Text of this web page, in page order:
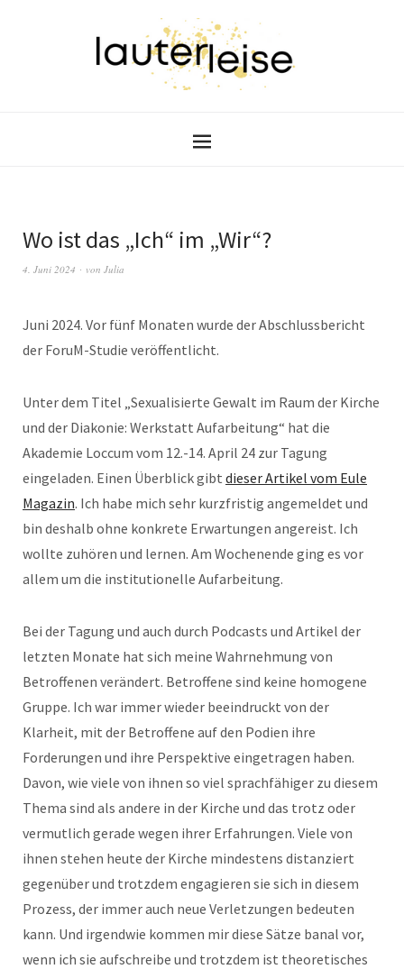
Wo ist das „Ich“ im „Wir“?
4. Juni 2024 von Julia
Juni 2024. Vor fünf Monaten wurde der Abschlussbericht
der ForuM-Studie veröffentlicht.
Unter dem Titel „Sexualisierte Gewalt im Raum der Kirche
und der Diakonie: Werkstatt Aufarbeitung“ hat die
Akademie Loccum vom 12.-14. April 24 zur Tagung
eingeladen. Einen Überblick gibt dieser Artikel vom Eule
Magazin. Ich habe mich sehr kurzfristig angemeldet und
bin deshalb ohne konkrete Erwartungen angereist. Ich
wollte zuhören und lernen. Am Wochenende ging es vor
allem um die institutionelle Aufarbeitung.
Bei der Tagung und auch durch Podcasts und Artikel der
letzten Monate hat sich meine Wahrnehmung von
Betroffenen verändert. Betroffene sind keine homogene
Gruppe. Ich war immer wieder beeindruckt von der
Klarheit, mit der Betroffene auf den Podien ihre
Forderungen und ihre Perspektive eingetragen haben.
Davon, wie viele von ihnen so viel sprachfähiger zu diesem
Thema sind als andere in der Kirche und das trotz oder
vermutlich gerade wegen ihrer Erfahrungen. Viele von
ihnen stehen heute der Kirche mindestens distanziert
gegenüber und trotzdem engagieren sie sich in diesem
Prozess, der immer auch neue Verletzungen bedeuten
kann. Und irgendwie kommen mir diese Sätze banal vor,
wenn ich sie aufschreibe und trotzdem ist theoretisches